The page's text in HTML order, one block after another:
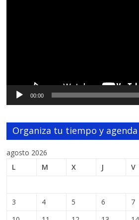
00:00
Organiza tu tiempo y agenda
agosto 2026
L
M X J V
3
4 5 6 7